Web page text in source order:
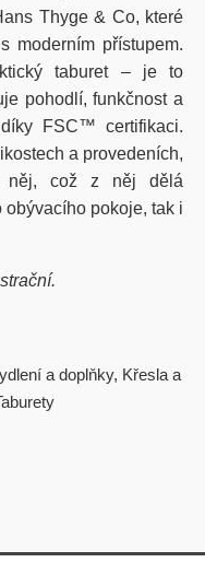
Thyge & Co, které
moderním přístupem.
taburet – je to
pohodlí, funkčnost a
FSC™ certifikaci.
a provedeních,
něj, což z něj dělá
pokoje, tak i
a doplňky, Křesla a